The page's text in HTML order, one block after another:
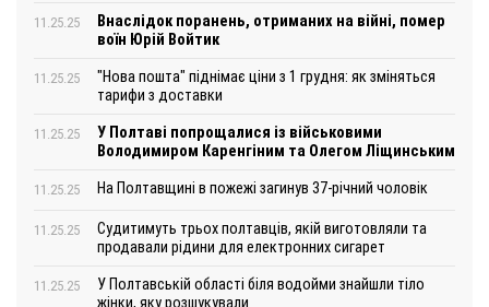
11.25.25
Внаслідок поранень, отриманих на війні, помер
воїн Юрій Войтик
11.25.25
"Нова пошта" піднімає ціни з 1 грудня: як зміняться
тарифи з доставки
11.25.25
У Полтаві попрощалися із військовими
Володимиром Каренгіним та Олегом Ліщинським
11.25.25 На Полтавщині в пожежі загинув 37-річний чоловік
11.25.25
Судитимуть трьох полтавців, якій виготовляли та
продавали рідини для електронних сигарет
11.25.25
У Полтавській області біля водойми знайшли тіло
жінки, яку розшукували